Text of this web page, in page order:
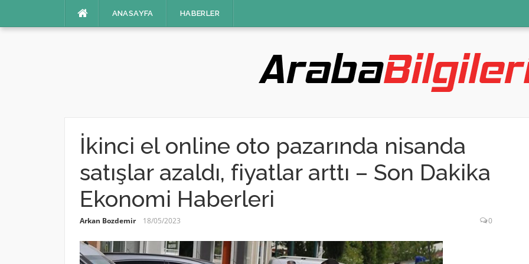
ANASAYFA HABERLER
İkinci el online oto pazarında nisanda
satışlar azaldı, fiyatlar arttı – Son Dakika
Ekonomi Haberleri
Arkan Bozdemir 18/05/2023 0